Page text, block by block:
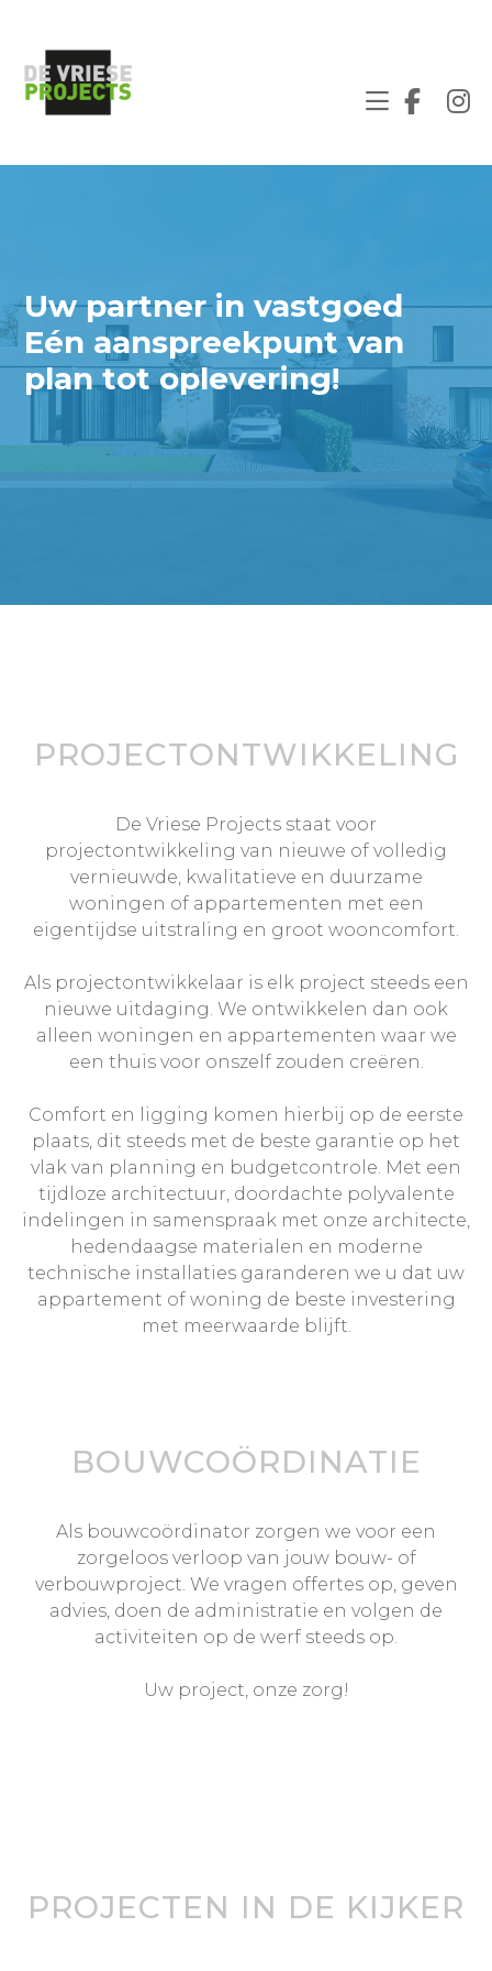
Uw partner in vastgoed
Eén aanspreekpunt van
plan tot oplevering!
PROJECTONTWIKKELING
De Vriese Projects staat voor
projectontwikkeling van nieuwe of volledig
vernieuwde, kwalitatieve en duurzame
woningen of appartementen met een
eigentijdse uitstraling en groot wooncomfort.
Als projectontwikkelaar is elk project steeds een
nieuwe uitdaging. We ontwikkelen dan ook
alleen woningen en appartementen waar we
een thuis voor onszelf zouden creëren.
Comfort en ligging komen hierbij op de eerste
plaats, dit steeds met de beste garantie op het
vlak van planning en budgetcontrole. Met een
tijdloze architectuur, doordachte polyvalente
indelingen in samenspraak met onze architecte,
hedendaagse materialen en moderne
technische installaties garanderen we u dat uw
appartement of woning de beste investering
met meerwaarde blijft.
BOUWCOÖRDINATIE
Als bouwcoördinator zorgen we voor een
zorgeloos verloop van jouw bouw- of
verbouwproject. We vragen offertes op, geven
advies, doen de administratie en volgen de
activiteiten op de werf steeds op.
Uw project, onze zorg!
PROJECTEN IN DE KIJKER